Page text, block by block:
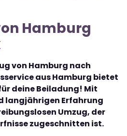
Hamburg
von Hamburg nach
aus Hamburg bietet
deine Beiladung! Mit
langjährigen Erfahrung
Umzug, der
zugeschnitten ist.